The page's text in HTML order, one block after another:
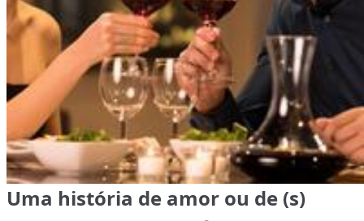
Uma história de amor ou de (s)